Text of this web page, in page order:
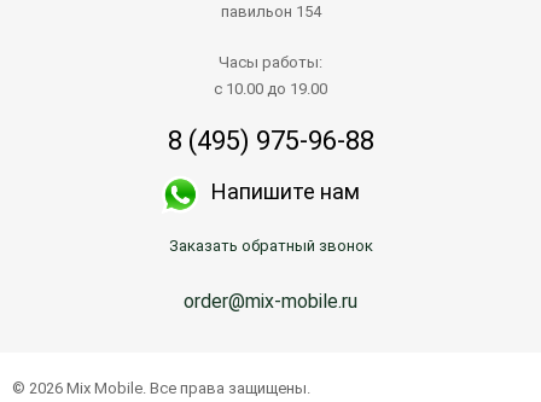
павильон 154
Часы работы:
с 10.00 до 19.00
8 (495) 975-96-88
Напишите нам
Заказать обратный звонок
order@mix-mobile.ru
© 2026 Mix Mobile. Все права защищены.